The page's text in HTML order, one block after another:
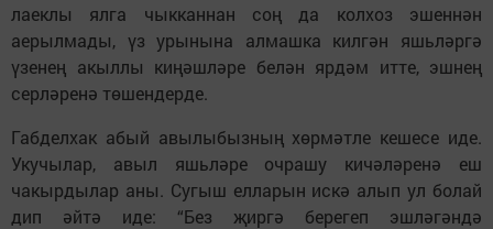
лаеклы ялга чыкканнан соң да колхоз эшеннән
аерылмады, үз урынына алмашка килгән яшьләргә
үзенең акыллы киңәшләре белән ярдәм итте, эшнең
серләренә төшендерде.
Габделхак абый авылыбызның хөрмәтле кешесе иде.
Укучылар, авыл яшьләре очрашу кичәләренә еш
чакырдылар аны. Сугыш елларын искә алып ул болай
дип әйтә иде: “Без җиргә берегеп эшләгәндә